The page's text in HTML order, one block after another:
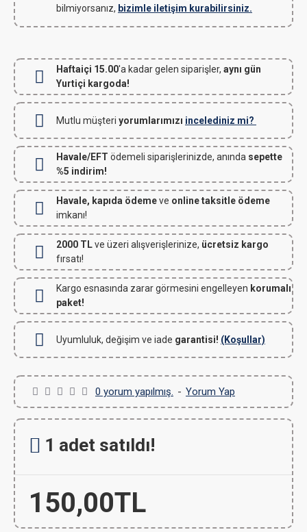
bilmiyorsanız, bizimle iletişim kurabilirsiniz.
Haftaiçi 15.00'a kadar gelen siparişler, aynı gün
Yurtiçi kargoda!
Mutlu müşteri yorumlarımızı incelediniz mi?
Havale/EFT ödemeli siparişlerinizde, anında sepette
%5 indirim!
Havale, kapıda ödemeve online taksitle ödeme
imkanı!
2000 TLve üzeri alışverişlerinize, ücretsiz kargo
fırsatı!
Kargo esnasında zarar görmesini engelleyen korumalı
paket!
Uyumluluk, değişim ve iade garantisi! (Koşullar)
0 yorum yapılmış. - Yorum Yap
150,00TL
1 adet satıldı!